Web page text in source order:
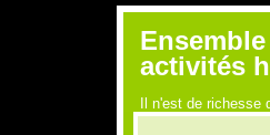
activités
Il n'est de